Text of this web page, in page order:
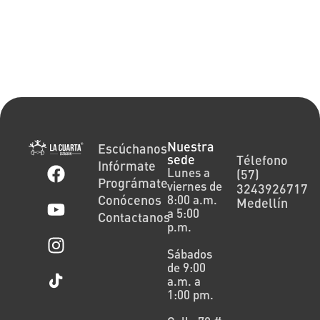
Escúchanos
Infórmate
Prográmate
Conócenos
Contactanos
Nuestra
sede
Lunes a
viernes de
8:00 a.m.
a 5:00
p.m.
Sábados
de 9:00
a.m. a
1:00 pm.
Télefono
(57)
3243926717
Medellín